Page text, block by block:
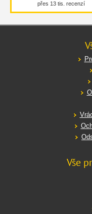
přes 13 tis. recenzí
Vše